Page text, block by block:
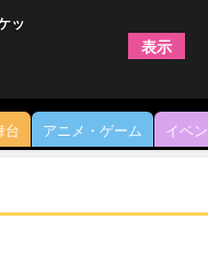
台 アニメ・ゲーム イベ
ッ
表示